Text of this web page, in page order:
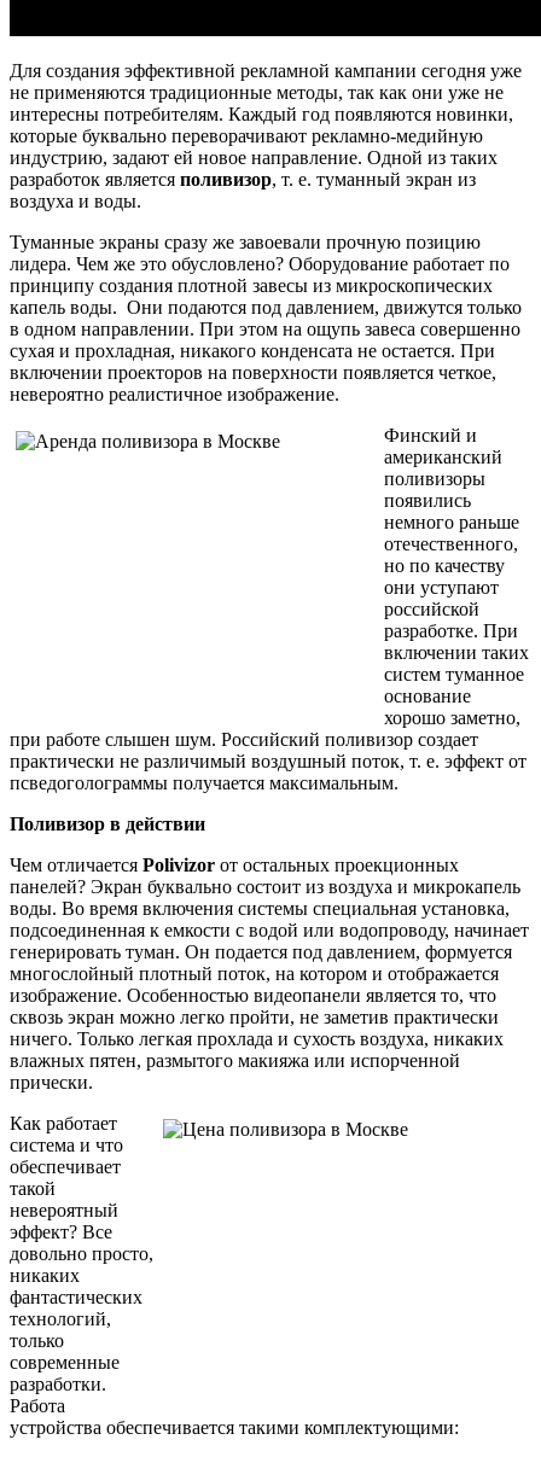
Для создания эффективной рекламной кампании сегодня уже
не применяются традиционные методы, так как они уже не
интересны потребителям. Каждый год появляются новинки,
которые буквально переворачивают рекламно-медийную
индустрию, задают ей новое направление. Одной из таких
разработок является поливизор, т. е. туманный экран из
воздуха и воды.
Туманные экраны сразу же завоевали прочную позицию
лидера. Чем же это обусловлено? Оборудование работает по
принципу создания плотной завесы из микроскопических
капель воды. Они подаются под давлением, движутся только
в одном направлении. При этом на ощупь завеса совершенно
сухая и прохладная, никакого конденсата не остается. При
включении проекторов на поверхности появляется четкое,
невероятно реалистичное изображение.
Финский и
американский
поливизоры
появились
немного раньше
отечественного,
но по качеству
они уступают
российской
разработке. При
включении таких
систем туманное
основание
хорошо заметно,
при работе слышен шум. Российский поливизор создает
практически не различимый воздушный поток, т. е. эффект от
псведоголограммы получается максимальным.
Поливизор в действии
Чем отличается Polivizor от остальных проекционных
панелей? Экран буквально состоит из воздуха и микрокапель
воды. Во время включения системы специальная установка,
подсоединенная к емкости с водой или водопроводу, начинает
генерировать туман. Он подается под давлением, формуется
многослойный плотный поток, на котором и отображается
изображение. Особенностью видеопанели является то, что
сквозь экран можно легко пройти, не заметив практически
ничего. Только легкая прохлада и сухость воздуха, никаких
влажных пятен, размытого макияжа или испорченной
прически.
Как работает
система и что
обеспечивает
такой
невероятный
эффект? Все
довольно просто,
никаких
фантастических
технологий,
только
современные
разработки.
Работа
устройства обеспечивается такими комплектующими: